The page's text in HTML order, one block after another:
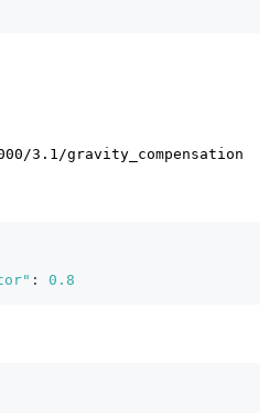
3.1/gravity_compensation
:
0.8